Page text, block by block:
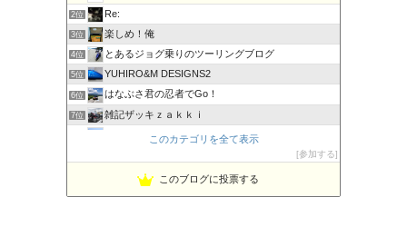
2位 Re:
3位 楽しめ！俺
4位 とあるジョグ乗りのツーリングブログ
5位 YUHIRO&M DESIGNS2
6位 はなぶさ君の忍者でGo！
7位 雑記ザッキｚａｋｋｉ
PBOYS-BLUE
◆Akira's Candid Photography
11位 ビーテック・ジャーニー
このカテゴリを全て表示
参加する
このブログに投票する